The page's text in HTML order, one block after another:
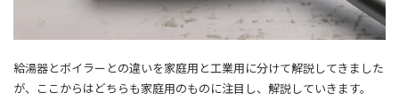
給湯器とボイラーとの違いを家庭用と工業用に分けて解説してきました
が、ここからはどちらも家庭用のものに注目し、解説していきます。